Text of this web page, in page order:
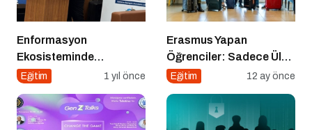
Enformasyon
Ekosisteminde
Dezenformasyon ve
Eğitim 1 yıl önce
Erasmus Yapan
Öğrenciler: Sadece Ülke
Değil, Bakış Açısı da
Eğitim 12 ay önce